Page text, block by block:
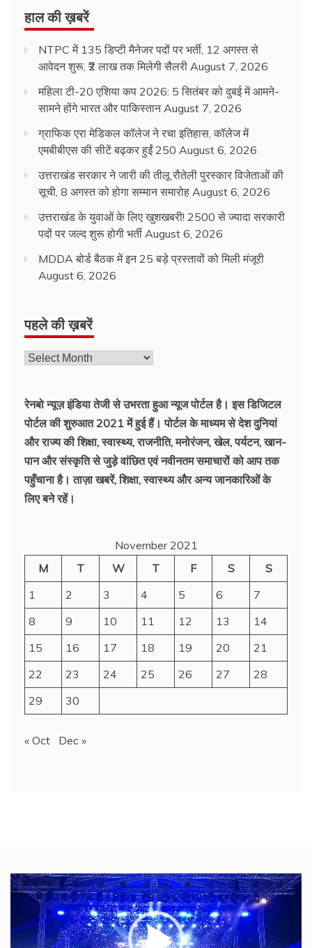
हाल की ख़बरें
NTPC में 135 डिप्टी मैनेजर पदों पर भर्ती, 12 अगस्त से
आवेदन शुरू, ₹2 लाख तक मिलेगी सैलरी August 7, 2026
महिला टी-20 एशिया कप 2026: 5 सितंबर को दुबई में आमने-
सामने होंगे भारत और पाकिस्तान August 7, 2026
ग्राफिक एरा मेडिकल कॉलेज ने रचा इतिहास, कॉलेज में
एमबीबीएस की सीटें बढ़कर हुईं 250 August 6, 2026
उत्तराखंड सरकार ने जारी की तीलू रौतेली पुरस्कार विजेताओं की
सूची, 8 अगस्त को होगा सम्मान समारोह August 6, 2026
उत्तराखंड के युवाओं के लिए खुशखबरी! 2500 से ज्यादा सरकारी
पदों पर जल्द शुरू होगी भर्ती August 6, 2026
MDDA बोर्ड बैठक में इन 25 बड़े प्रस्तावों को मिली मंजूरी
August 6, 2026
पहले की ख़बरें
रेनबो न्यूज़ इंडिया तेजी से उभरता हुआ न्‍यूज पोर्टल है। इस डिजिटल
पोर्टल की शुरुआत 2021 में हुई हैं। पोर्टल के माध्यम से देश दुनियां
और राज्य की शिक्षा, स्वास्थ्य, राजनीति, मनोरंजन, खेल, पर्यटन, खान-
पान और संस्कृति से जुड़े वांछित एवं नवीनतम समाचारों को आप तक
पहुँचाना है। ताज़ा खबरें, शिक्षा, स्वास्थ्य और अन्य जानकारिओं के
लिए बने रहें।
November 2021
M
T W T F S
S
1
2 3 4 5 6
7
8
9 10 11 12 13
14
15
16 17 18 19 20
21
22
23 24 25 26 27
28
29
30
« Oct Dec »
Video
Player